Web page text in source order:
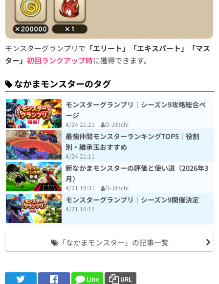
モンスターグランプリで 「エリート」「エキスパート」「マス
ター」 初回ランクアップ時に獲得できます。
なかまモンスターのタグ
モンスターグランプリ｜シーズン9攻略総合ペ
ージ
4/24 21:21 O-Jittchi
最強仲間モンスターランキングTOP5｜役割
別・継承玉おすすめ
4/24 21:11
新なかまモンスターの評価と使い道（2026年3
月）
4/21 19:31 O-Jittchi
モンスターグランプリ｜シーズン9開催決定
4/21 16:15
「なかまモンスター」の記事一覧
Line URL